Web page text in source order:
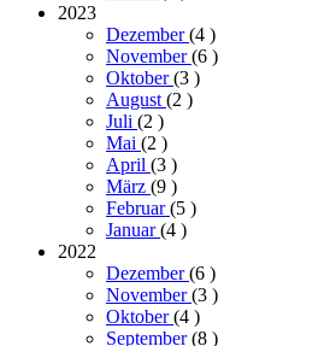
2023
Dezember(4 )
November(6 )
Oktober(3 )
August(2 )
Juli (2 )
Mai (2 )
April (3 )
März (9 )
Februar(5 )
Januar(4 )
2022
Dezember(6 )
November(3 )
Oktober(4 )
September(8 )